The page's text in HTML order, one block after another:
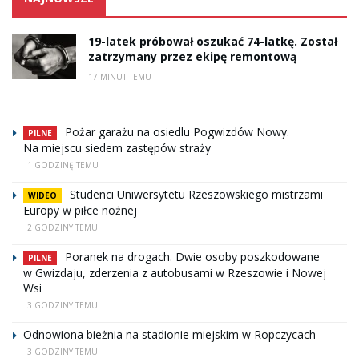
19-latek próbował oszukać 74-latkę. Został
zatrzymany przez ekipę remontową
17 MINUT TEMU
PILNE
Pożar garażu na osiedlu Pogwizdów Nowy.
Na miejscu siedem zastępów straży
1 GODZINĘ TEMU
WIDEO
Studenci Uniwersytetu Rzeszowskiego mistrzami
Europy w piłce nożnej
2 GODZINY TEMU
PILNE
Poranek na drogach. Dwie osoby poszkodowane
w Gwizdaju, zderzenia z autobusami w Rzeszowie i Nowej
Wsi
3 GODZINY TEMU
Odnowiona bieżnia na stadionie miejskim w Ropczycach
3 GODZINY TEMU